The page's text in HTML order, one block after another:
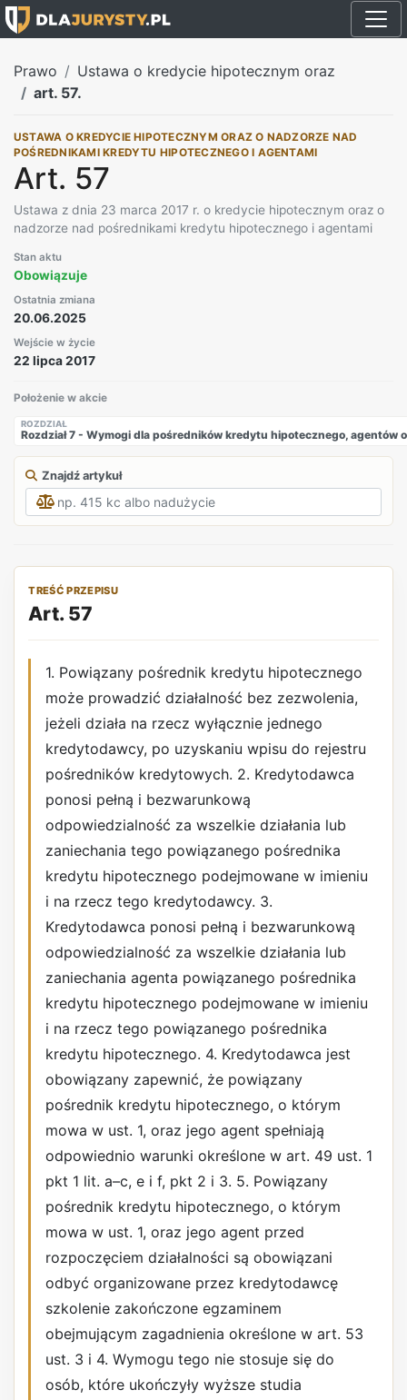
Prawo
Ustawa o kredycie hipotecznym oraz
art. 57.
USTAWA O KREDYCIE HIPOTECZNYM ORAZ O NADZORZE NAD
POŚREDNIKAMI KREDYTU HIPOTECZNEGO I AGENTAMI
Art. 57
Ustawa z dnia 23 marca 2017 r. o kredycie hipotecznym oraz o
nadzorze nad pośrednikami kredytu hipotecznego i agentami
Stan aktu
Obowiązuje
Ostatnia zmiana
20.06.2025
Wejście w życie
22 lipca 2017
Położenie w akcie
ROZDZIAŁ
Rozdział 7 - Wymogi dla pośredników kredytu hipotecznego,
Znajdź artykuł
TREŚĆ PRZEPISU
Art. 57
1. Powiązany pośrednik kredytu hipotecznego
może prowadzić działalność bez zezwolenia,
jeżeli działa na rzecz wyłącznie jednego
kredytodawcy, po uzyskaniu wpisu do rejestru
pośredników kredytowych. 2. Kredytodawca
ponosi pełną i bezwarunkową
odpowiedzialność za wszelkie działania lub
zaniechania tego powiązanego pośrednika
kredytu hipotecznego podejmowane w imieniu
i na rzecz tego kredytodawcy. 3.
Kredytodawca ponosi pełną i bezwarunkową
odpowiedzialność za wszelkie działania lub
zaniechania agenta powiązanego pośrednika
kredytu hipotecznego podejmowane w imieniu
i na rzecz tego powiązanego pośrednika
kredytu hipotecznego. 4. Kredytodawca jest
obowiązany zapewnić, że powiązany
pośrednik kredytu hipotecznego, o którym
mowa w ust. 1, oraz jego agent spełniają
odpowiednio warunki określone w art. 49 ust. 1
pkt 1 lit. a–c, e i f, pkt 2 i 3. 5. Powiązany
pośrednik kredytu hipotecznego, o którym
mowa w ust. 1, oraz jego agent przed
rozpoczęciem działalności są obowiązani
odbyć organizowane przez kredytodawcę
szkolenie zakończone egzaminem
obejmującym zagadnienia określone w art. 53
ust. 3 i 4. Wymogu tego nie stosuje się do
osób, które ukończyły wyższe studia